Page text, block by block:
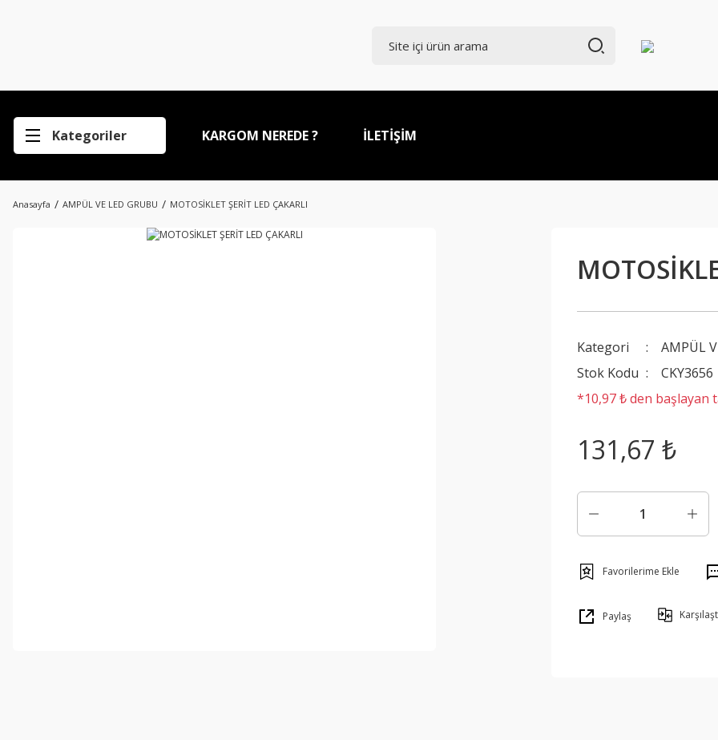
Kategoriler KARGOM NEREDE ? İLETİŞİM
Anasayfa AMPÜL VE LED GRUBU MOTOSİKLET ŞERİT LED ÇAKARLI
Kategori
AMPÜL
Stok Kodu
CKY3656
*10,97 ₺ den başlayan
131,67 ₺
Paylaş